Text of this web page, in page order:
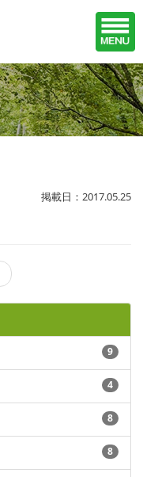
掲載日：2017.05.25
9
4
8
8